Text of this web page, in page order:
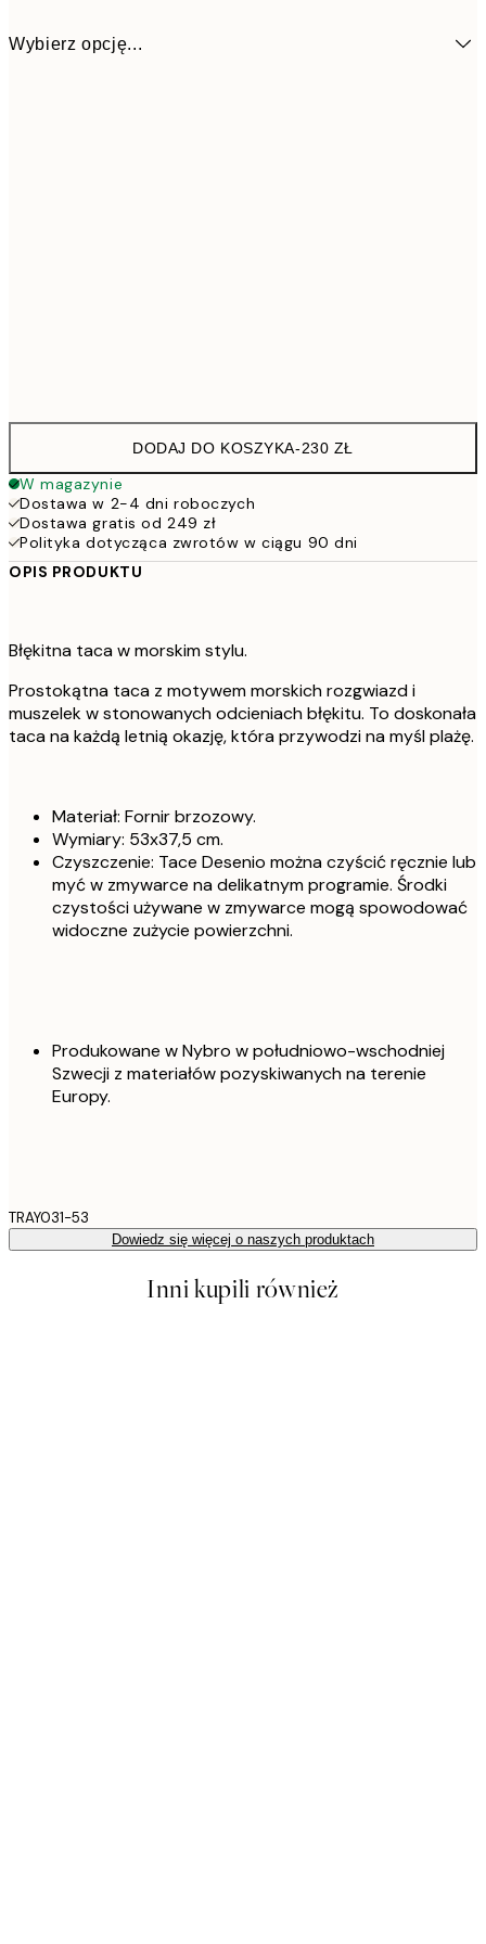
Wybierz opcję...
DODAJ DO KOSZYKA-230 ZŁ
W magazynie
Dostawa w 2-4 dni roboczych
Dostawa gratis od 249 zł
Polityka dotycząca zwrotów w ciągu 90 dni
OPIS PRODUKTU
Błękitna taca w morskim stylu.
Prostokątna taca z motywem morskich rozgwiazd i
muszelek w stonowanych odcieniach błękitu. To doskonała
taca na każdą letnią okazję, która przywodzi na myśl plażę.
Materiał: Fornir brzozowy.
Wymiary: 53x37,5 cm.
Czyszczenie: Tace Desenio można czyścić ręcznie lub
myć w zmywarce na delikatnym programie. Środki
czystości używane w zmywarce mogą spowodować
widoczne zużycie powierzchni.
Produkowane w Nybro w południowo-wschodniej
Szwecji z materiałów pozyskiwanych na terenie
Europy.
TRAY031-53
Dowiedz się więcej o naszych produktach
Inni kupili również